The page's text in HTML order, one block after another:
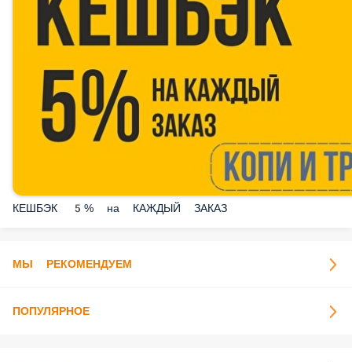
КЕШБЭК 5% на КАЖДЫЙ ЗАКАЗ
МЫ РЕКОМЕНДУЕМ
ПОПУЛЯРНОЕ